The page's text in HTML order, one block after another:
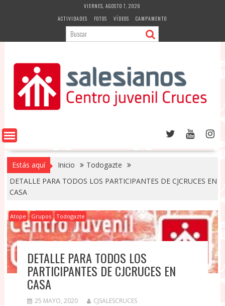
VIERNES, AGOSTO 7, 2026
ACTIVIDADES
FOTOS VÍDEOS CAMPAMENTO
Estás aquí Inicio
Todogazte
DETALLE PARA TODOS LOS PARTICIPANTES DE CJCRUCES EN
CASA
Atope Grupos Todogazte
DETALLE PARA TODOS LOS
PARTICIPANTES DE CJCRUCES EN
CASA
25 MAYO, 2020 CJSALESCRUCES